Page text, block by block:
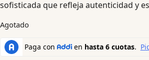
sofisticada que refleja autenticidad y
Agotado